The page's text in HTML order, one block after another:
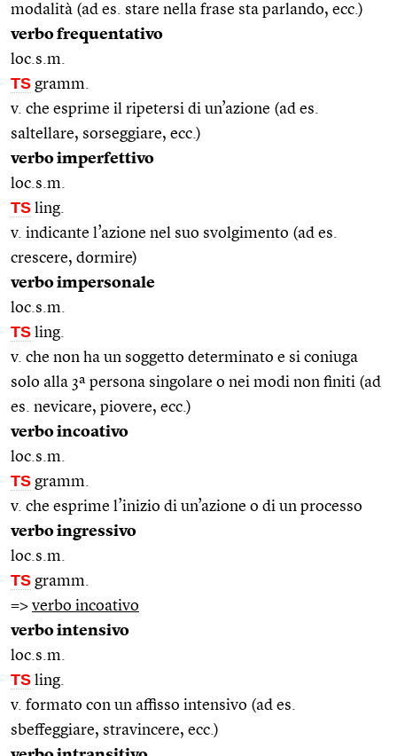
modalità (ad es. stare nella frase sta parlando, ecc.)
verbo frequentativo
loc.s.m.
TS gramm.
v. che esprime il ripetersi di un’azione (ad es.
saltellare, sorseggiare, ecc.)
verbo imperfettivo
loc.s.m.
TS ling.
v. indicante l’azione nel suo svolgimento (ad es.
crescere, dormire)
verbo impersonale
loc.s.m.
TS ling.
v. che non ha un soggetto determinato e si coniuga
solo alla 3ª persona singolare o nei modi non finiti (ad
es. nevicare, piovere, ecc.)
verbo incoativo
loc.s.m.
TS gramm.
v. che esprime l’inizio di un’azione o di un processo
verbo ingressivo
loc.s.m.
TS gramm.
=> verbo incoativo
verbo intensivo
loc.s.m.
TS ling.
v. formato con un affisso intensivo (ad es.
sbeffeggiare, stravincere, ecc.)